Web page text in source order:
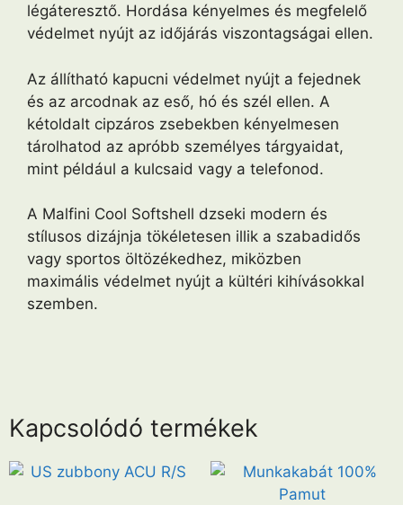
légáteresztő. Hordása kényelmes és megfelelő
védelmet nyújt az időjárás viszontagságai ellen.
Az állítható kapucni védelmet nyújt a fejednek
és az arcodnak az eső, hó és szél ellen. A
kétoldalt cipzáros zsebekben kényelmesen
tárolhatod az apróbb személyes tárgyaidat,
mint például a kulcsaid vagy a telefonod.
A Malfini Cool Softshell dzseki modern és
stílusos dizájnja tökéletesen illik a szabadidős
vagy sportos öltözékedhez, miközben
maximális védelmet nyújt a kültéri kihívásokkal
szemben.
Kapcsolódó termékek